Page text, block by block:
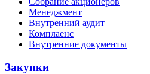
Менеджмент
Внутренний аудит
Комплаенс
Внутренние документы
Закупки